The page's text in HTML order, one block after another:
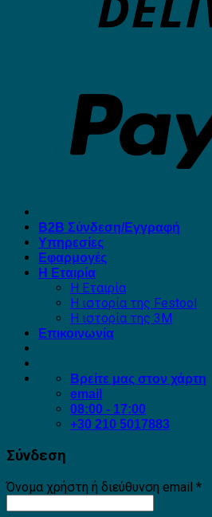
B2B Σύνδεση/Εγγραφή
Υπηρεσίες
Εφαρμογές
Η Εταιρία
Η Εταιρία
Η ιστορία της Festool
Η ιστορία της 3M
Επικοινωνία
Βρείτε μας στον χάρτη
email
08:00 - 17:00
+30 210 5017883
Σύνδεση
Όνομα χρήστη ή διεύθυνση email *